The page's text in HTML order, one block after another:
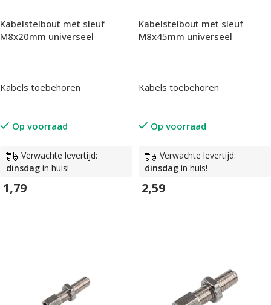
Kabelstelbout met sleuf
M8x20mm universeel
Kabels toebehoren
Op voorraad
Verwachte levertijd:
dinsdag in huis!
1,79
Kabelstelbout met sleuf
M8x45mm universeel
Kabels toebehoren
Op voorraad
Verwachte levertijd:
dinsdag in huis!
2,59